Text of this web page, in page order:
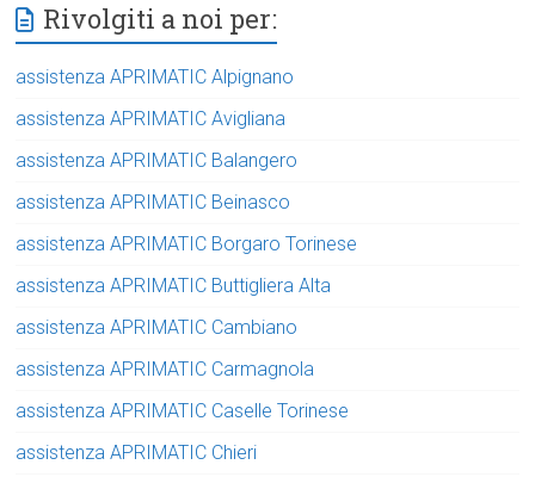
Rivolgiti a noi per:
assistenza APRIMATIC Alpignano
assistenza APRIMATIC Avigliana
assistenza APRIMATIC Balangero
assistenza APRIMATIC Beinasco
assistenza APRIMATIC Borgaro Torinese
assistenza APRIMATIC Buttigliera Alta
assistenza APRIMATIC Cambiano
assistenza APRIMATIC Carmagnola
assistenza APRIMATIC Caselle Torinese
assistenza APRIMATIC Chieri